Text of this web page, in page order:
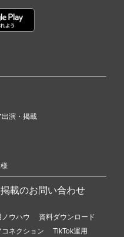
出演・掲載
掲載のお問い合わせ
ノウハウ
資料ダウンロード
コネクション
TikTok運用